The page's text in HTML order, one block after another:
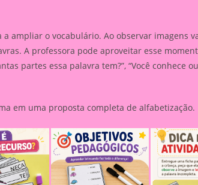
ampliar o vocabulário. Ao observar imagens
A professora pode aproveitar esse
partes essa palavra tem?”, “Você conhece
em uma proposta completa de alfabetização.